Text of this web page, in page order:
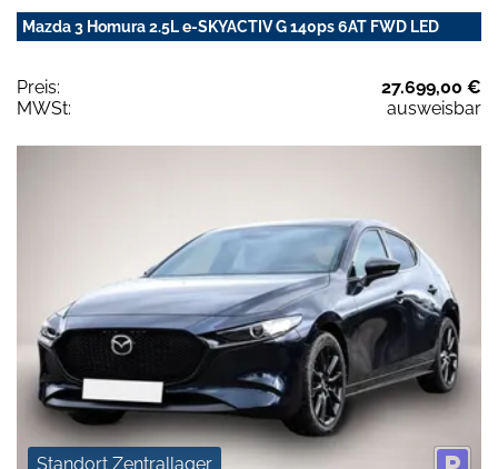
Mazda 3 Homura 2.5L e-SKYACTIV G 140ps 6AT FWD LED
Preis:
27.699,00 €
MWSt:
ausweisbar
Standort Zentrallager